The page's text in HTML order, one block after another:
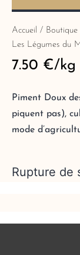
Accueil / Boutique
Les Légumes du
7.50 €/kg
Piment Doux
piquent pas),
mode
Rupture de